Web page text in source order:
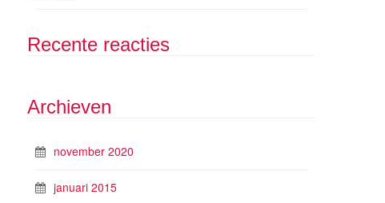
Recente reacties
Archieven
november 2020
januari 2015